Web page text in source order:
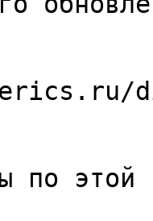
по этой